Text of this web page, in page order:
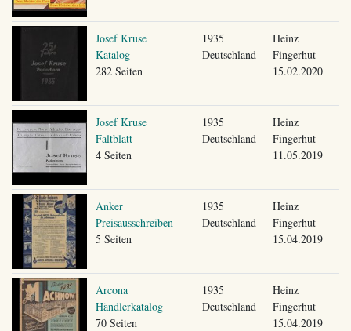
Josef Kruse
Katalog
282 Seiten
1935
Deutschland
Heinz
Fingerhut
15.02.2020
Josef Kruse
Faltblatt
4 Seiten
1935
Deutschland
Heinz
Fingerhut
11.05.2019
Anker
Preisausschreiben
5 Seiten
1935
Deutschland
Heinz
Fingerhut
15.04.2019
Arcona
Händlerkatalog
70 Seiten
1935
Deutschland
Heinz
Fingerhut
15.04.2019